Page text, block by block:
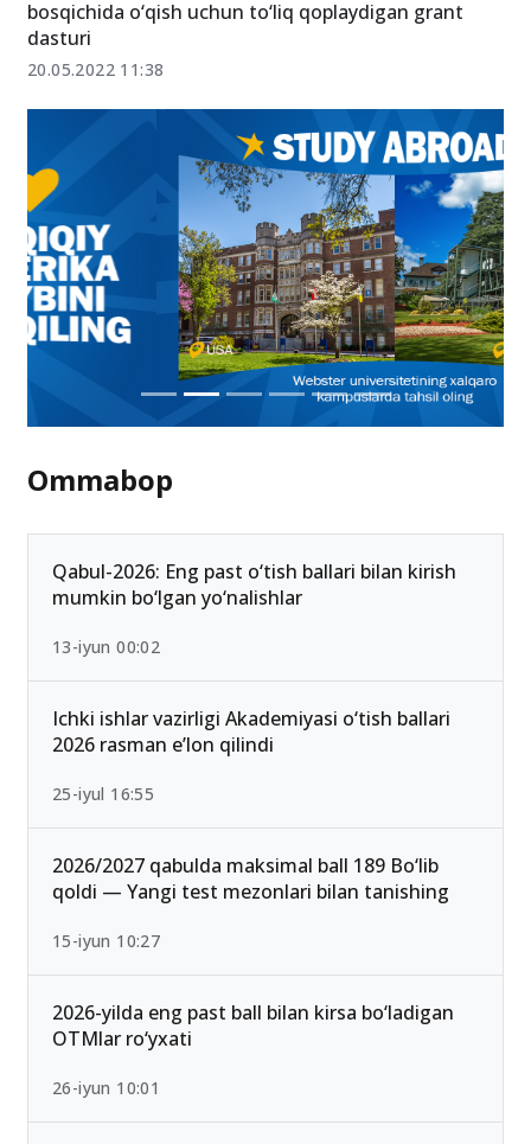
bosqichida o‘qish uchun to‘liq qoplaydigan grant
dasturi
20.05.2022 11:38
Ommabop
Qabul-2026: Eng past o‘tish ballari bilan kirish
mumkin bo‘lgan yo‘nalishlar
13-iyun 00:02
Ichki ishlar vazirligi Akademiyasi o‘tish ballari
2026 rasman e’lon qilindi
25-iyul 16:55
2026/2027 qabulda maksimal ball 189 Bo‘lib
qoldi — Yangi test mezonlari bilan tanishing
15-iyun 10:27
2026-yilda eng past ball bilan kirsa bo‘ladigan
OTMlar ro‘yxati
26-iyun 10:01